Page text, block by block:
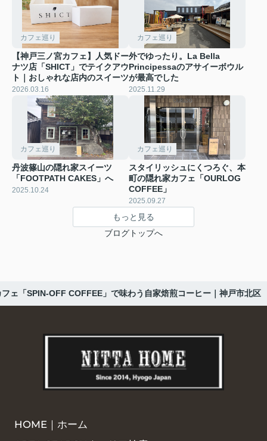
カフェ巡り
【神戸三ノ宮カフェ】人気ドー
ナツ店「SHICT」でテイクアウ
ト｜おしゃれな店内のスイーツ
2026.03.16
カフェ巡り
外でゆったり。La Bella
Principessaのアサイーボウル
が最高でした
2025.11.29
カフェ巡り
丹波篠山の隠れ家スイーツ
「FOOTPATH CAKES」へ
2025.10.24
カフェ巡り
スタイリッシュにくつろぐ、本
町の隠れ家カフェ「OURLOG
COFFEE」
2025.09.27
もっと見る
ブログトップへ
ェ「SPIN-OFF COFFEE」で味わう自家焙煎コーヒー｜神戸市北区
HOME｜ホーム